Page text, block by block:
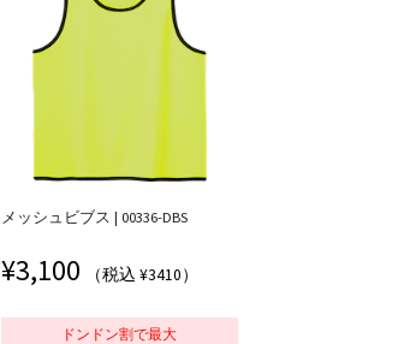
メッシュビブス | 00336-DBS
¥3,100 （税込 ¥3410）
ドンドン割で最大